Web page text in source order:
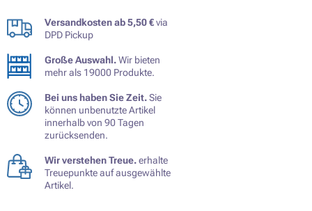
Versandkosten ab 5,50 €via
DPD Pickup
Große Auswahl.Wir bieten
mehr als 19000 Produkte.
Bei uns haben Sie Zeit.Sie
können unbenutzte Artikel
innerhalb von 90 Tagen
zurücksenden.
Wir verstehen Treue.erhalte
Treuepunkte auf ausgewählte
Artikel.